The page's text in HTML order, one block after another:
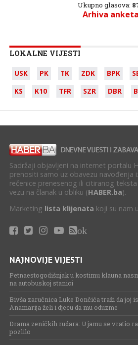
Ukupno glasova:
Arhiva anketa
LOKALNE VIJESTI
USK PK TK ZDK BPK
KS
K10 TFR SZR DBR
Sadržaji objavljeni na internet portalu
prenositi samo uz obavezu navođenja
rečenice prenesenog ili citiranog
vezu na članak u obliku (HABER.ba).
Marketing lista klijenata koji su nam
ok
NAJNOVIJE VIJESTI
Petnaestogodišnjak u kostimu klauna
na autobuskoj stanici
Bivša zaručnica Luke Dončića traži da joj
Anamarija želi i djecu da mu oduzme
Drama zeničkih rudara: U jamu se vratio
pozlilo